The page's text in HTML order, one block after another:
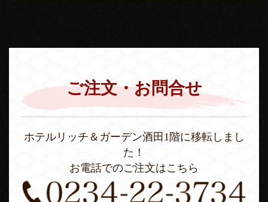
ご注文・お問合せ
ホテルリッチ＆ガーデン酒田1階に移転しまし
た！
お電話でのご注文はこちら